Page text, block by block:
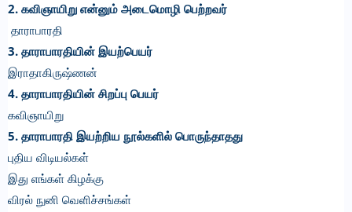
2. கவிஞாயிறு என்னும் அடைமொழி பெற்றவர்
தாராபாரதி
3. தாராபாரதியின் இயற்பெயர்
இராதாகிருஷ்ணன்
4. தாராபாரதியின் சிறப்பு பெயர்
கவிஞாயிறு
5. தாராபாரதி இயற்றிய நூல்களில் பொருந்தாதது
புதிய விடியல்கள்
இது எங்கள் கிழக்கு
விரல் நுனி வெளிச்சங்கள்